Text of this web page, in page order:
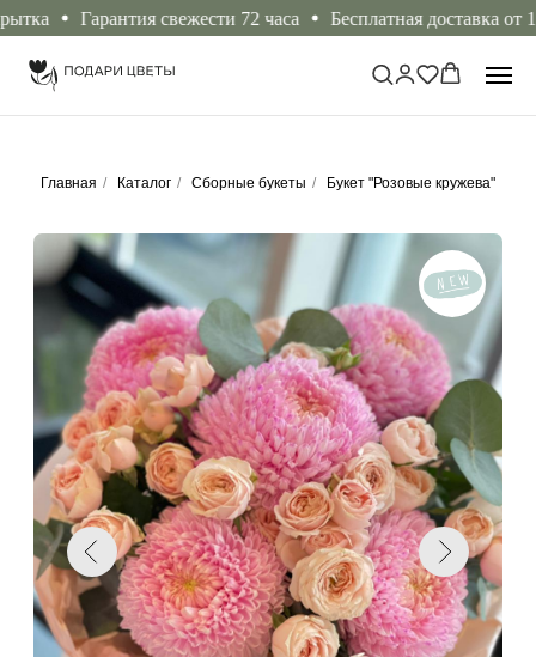
Гарантия свежести 72 часа Бесплатная доставка от
Главная / Каталог / Сборные букеты / Букет "Розовые кружева"
Букет "Розовые